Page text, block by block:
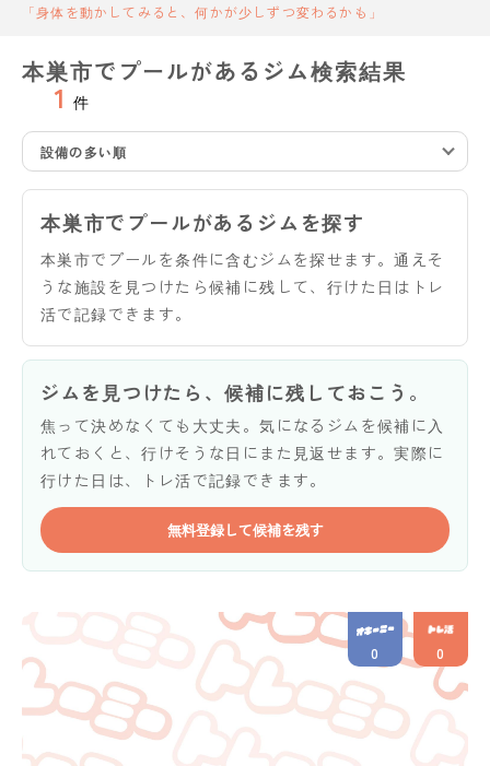
「身体を動かしてみると、何かが少しずつ変わるかも」
本巣市でプールがあるジム検索結果
1 件
設備の多い順
本巣市でプールがあるジムを探す
本巣市でプールを条件に含むジムを探せます。通えそ
うな施設を見つけたら候補に残して、行けた日はトレ
活で記録できます。
ジムを見つけたら、候補に残しておこう。
焦って決めなくても大丈夫。気になるジムを候補に入
れておくと、行けそうな日にまた見返せます。実際に
行けた日は、トレ活で記録できます。
無料登録して候補を残す
0 0